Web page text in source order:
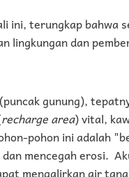
ini, terungkap bahwa
lingkungan dan
gunung),
recharge area) vital,
pohon ini adalah
mencegah erosi.
mengalirkan air